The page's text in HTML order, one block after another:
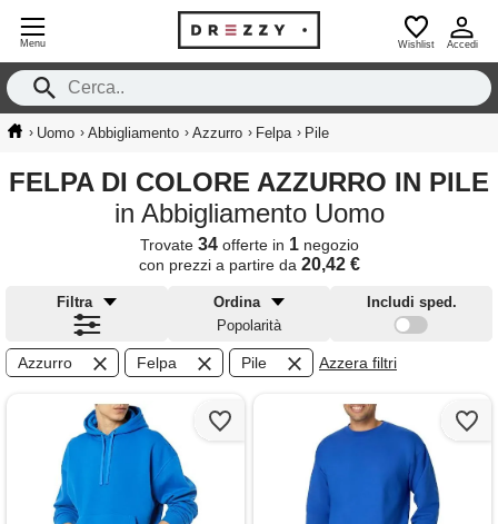
Menu Wishlist Accedi
› Uomo › Abbigliamento › Azzurro › Felpa › Pile
FELPA DI COLORE AZZURRO IN PILE
in Abbigliamento Uomo
Trovate 34offerte in 1negozio
con prezzi a partire da 20,42 €
Filtra
Ordina
Popolarità
Includi sped.
Azzurro Felpa Pile Azzera filtri